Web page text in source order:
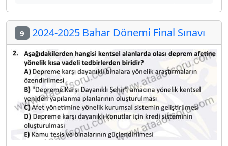
9 2024-2025 Bahar Dönemi Final Sınavı